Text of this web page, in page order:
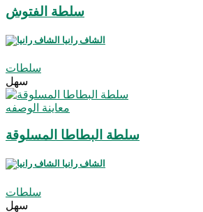
سلطة الفتوش
الشاف رانيا
سلطات
سهل
معاينة الوصفه
سلطة البطاطا المسلوقة
الشاف رانيا
سلطات
سهل